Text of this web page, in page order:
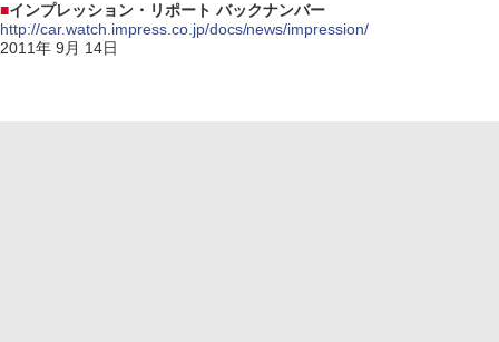
■インプレッション・リポート バックナンバー
http://car.watch.impress.co.jp/docs/news/impression/
2011年 9月 14日